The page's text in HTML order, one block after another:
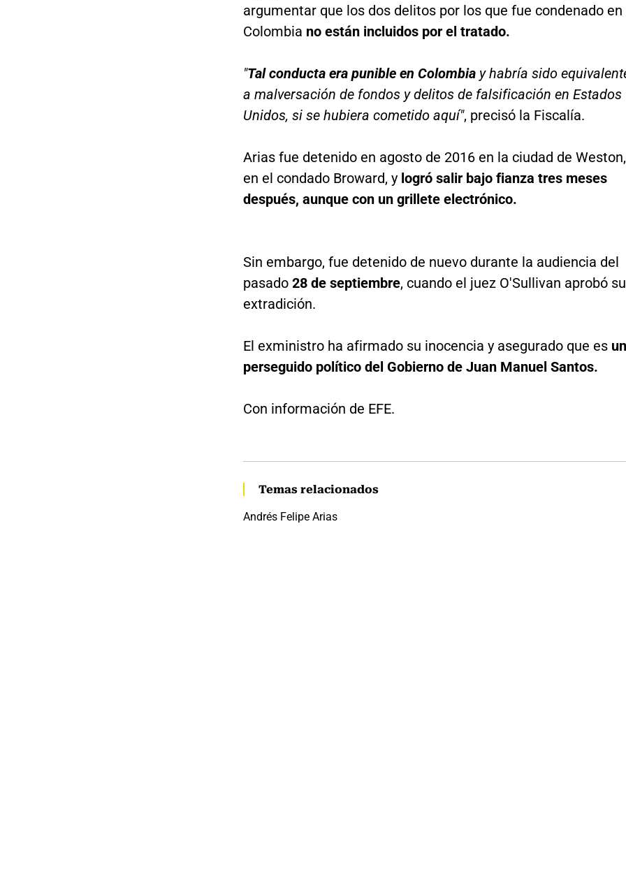
argumentar que los dos delitos por los que fue condenado en
Colombia no están incluidos por el tratado.
"Tal conducta era punible en Colombiay habría sido
a malversación de fondos y delitos de falsificación en Estados
Unidos, si se hubiera cometido aquí", precisó la Fiscalía.
Arias fue detenido en agosto de 2016 en la ciudad de Weston,
en el condado Broward, y logró salir bajo fianza tres meses
después, aunque con un grillete electrónico.
Sin embargo, fue detenido de nuevo durante la audiencia del
pasado28 de septiembre, cuando el juez O'Sullivan aprobó su
extradición.
El exministro ha afirmado su inocencia y asegurado que esun
perseguido político del Gobierno de Juan Manuel Santos.
Con información de EFE.
Temas relacionados
Andrés Felipe Arias